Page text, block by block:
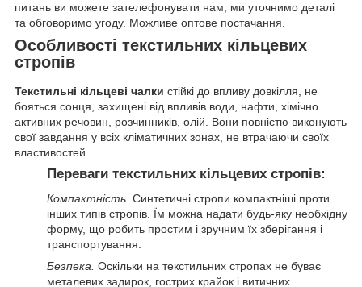
питань ви можете зателефонувати нам, ми уточнимо деталі
та обговоримо угоду. Можливе оптове постачання.
Особливості текстильних кільцевих
стропів
Текстильні кільцеві чалки стійкі до впливу довкілля, не
бояться сонця, захищені від впливів води, нафти, хімічно
активних речовин, розчинників, олій. Вони повністю виконують
свої завдання у всіх кліматичних зонах, не втрачаючи своїх
властивостей.
Переваги текстильних кільцевих стропів:
Компактність. Синтетичні стропи компактніші проти
інших типів стропів. Їм можна надати будь-яку необхідну
форму, що робить простим і зручним їх зберігання і
транспортування.
Безпека. Оскільки на текстильних стропах не буває
металевих задирок, гострих крайок і витичних